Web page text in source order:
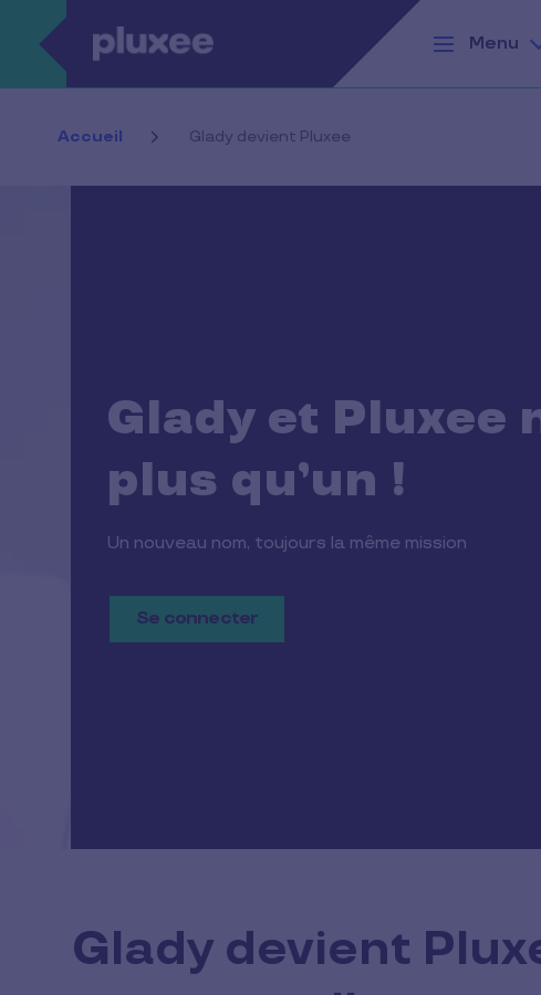
Aller au contenu principal
Menu
Accueil Glady devient Pluxee
Glady et Pluxee
plus qu’un !
Un nouveau nom, toujours la même mission
Se connecter
Glady devient